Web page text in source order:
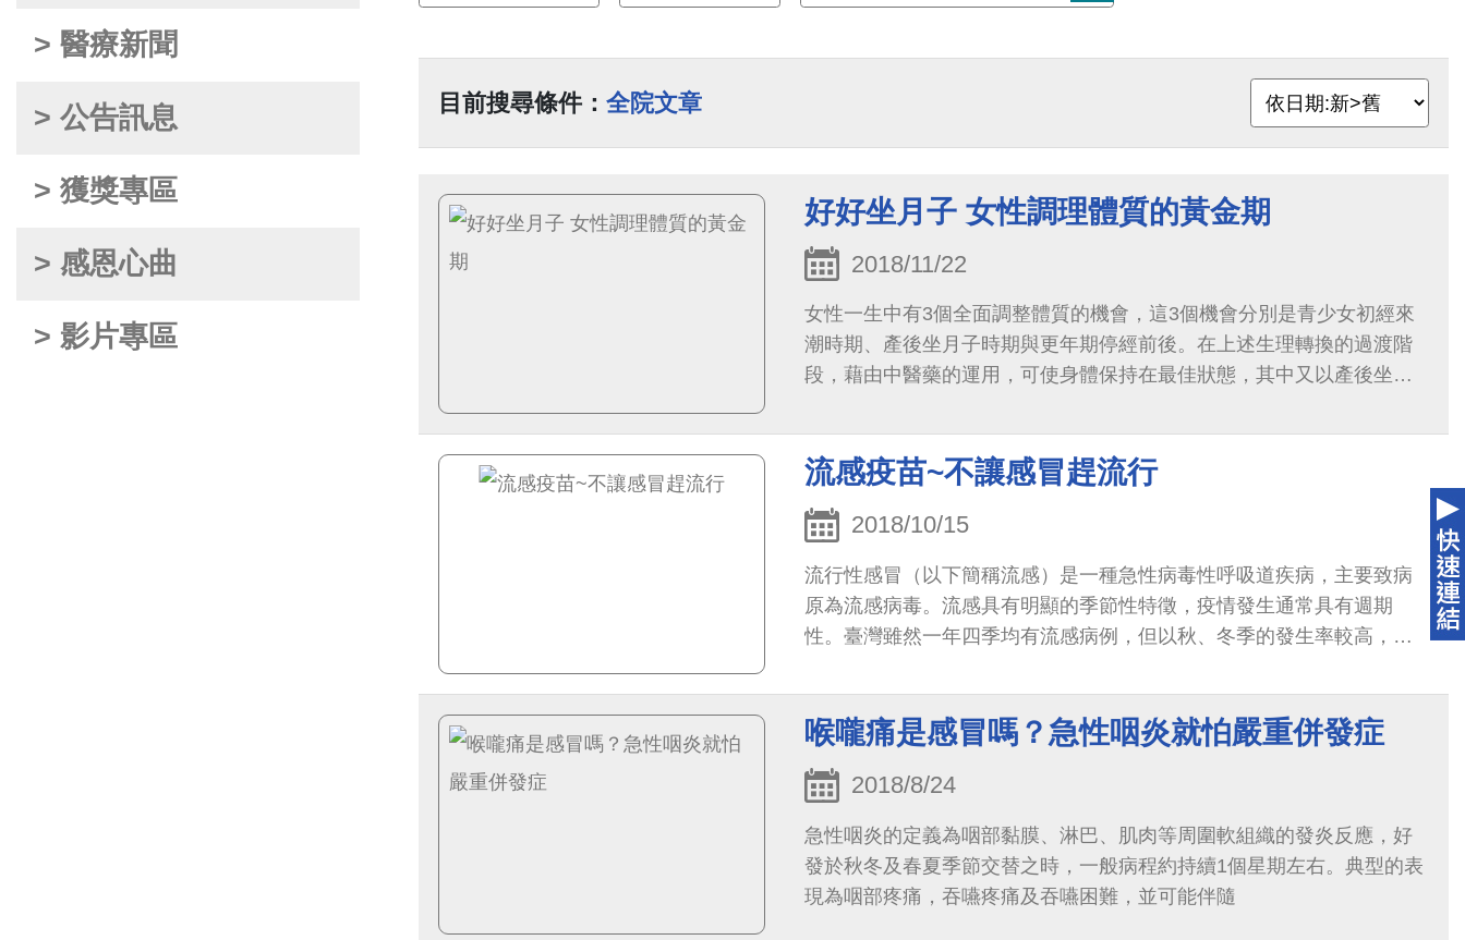
> 醫療新聞
> 公告訊息
> 獲獎專區
> 感恩心曲
> 影片專區
目前搜尋條件： 全院文章
好好坐月子 女性調理體質的黃金期
2018/11/22
女性一生中有3個全面調整體質的機會，這3個機會分別是青少女初經來
潮時期、產後坐月子時期與更年期停經前後。在上述生理轉換的過渡階
段，藉由中醫藥的運用，可使身體保持在最佳狀態，其中又以產後坐月
流感疫苗~不讓感冒趕流行
2018/10/15
流行性感冒（以下簡稱流感）是一種急性病毒性呼吸道疾病，主要致病
原為流感病毒。流感具有明顯的季節性特徵，疫情發生通常具有週期
性。臺灣雖然一年四季均有流感病例，但以秋、冬季的發生率較高，流
喉嚨痛是感冒嗎？急性咽炎就怕嚴重併發症
2018/8/24
急性咽炎的定義為咽部黏膜、淋巴、肌肉等周圍軟組織的發炎反應，好
發於秋冬及春夏季節交替之時，一般病程約持續1個星期左右。典型的表
現為咽部疼痛，吞嚥疼痛及吞嚥困難，並可能伴隨